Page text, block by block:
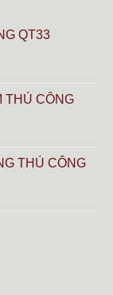
QT33
THỦ CÔNG
THỦ CÔNG